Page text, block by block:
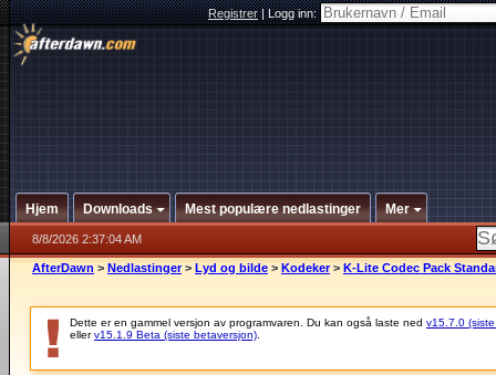
Registrer|Logg inn:
Hjem Downloads Mest populære nedlastinger Mer
8/8/2026 2:37:04 AM
AfterDawn > Nedlastinger > Lyd og bilde > Kodeker > K-Lite Codec Pack
Dette er en gammel versjon av programvaren. Du kan også laste ned v15.7.0
ellerv15.1.9 Beta (siste betaversjon)